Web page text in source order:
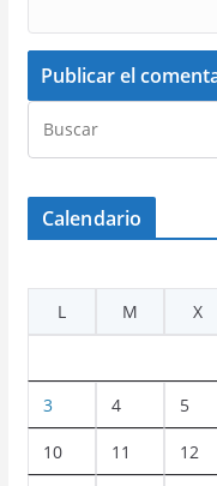
Calendario
L
M X
3 4 5
10 11 12